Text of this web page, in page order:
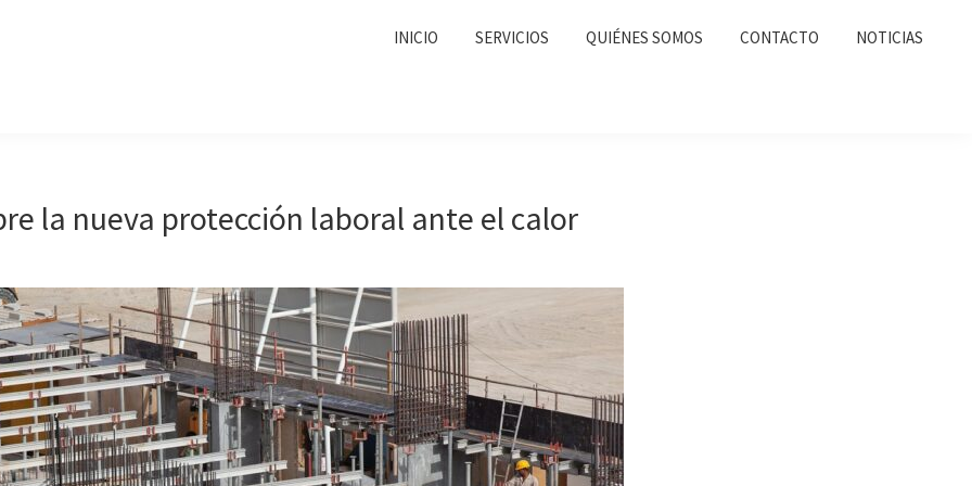
INICIO SERVICIOS QUIÉNES SOMOS CONTACTO NOTICIAS
la nueva protección laboral ante el calor